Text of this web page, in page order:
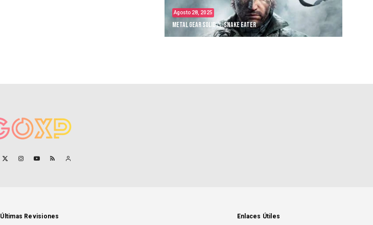
Agosto 28, 2025
Metal Gear Solid Δ: Snake Eater
Últimas Revisiones Enlaces Útiles